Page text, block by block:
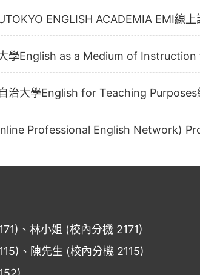
ENGLISH ACADEMIA EMI線上
學English as a Medium of
治大學English for Teaching Purposes
Professional English Network)
、林小姐 (校內分機 2171)
、陳先生 (校內分機 2115)